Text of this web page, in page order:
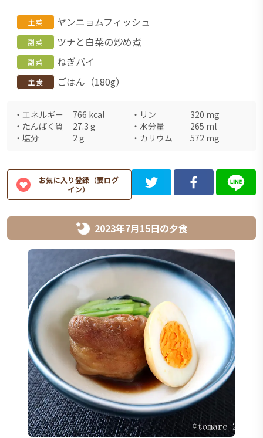
主菜 ヤンニョムフィッシュ
副菜 ツナと白菜の炒め煮
副菜 ねぎパイ
主食 ごはん（180g）
・ エネルギー 766 kcal ・ リン 320 mg
・ たんぱく質 27.3 g ・ 水分量 265 ml
・ 塩分 2 g ・ カリウム 572 mg
お気に入り登録（要ログ
イン）
2023年7月15日の夕食